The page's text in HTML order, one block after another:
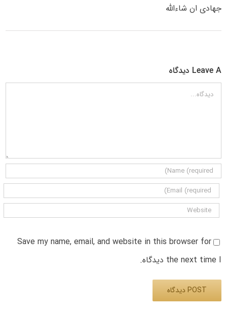
جهادی ان شاءالله
Leave A دیدگاه
دیدگاه
Save my name, email, and website in this browser for
the next time I دیدگاه.